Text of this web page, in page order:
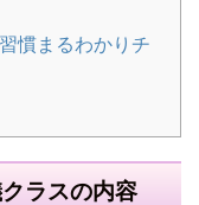
慣まるわかりチ
ラスの内容